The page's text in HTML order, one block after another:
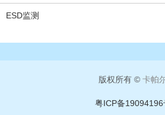
ESD监测
版权所有 © 卡帕
粤ICP备19094196